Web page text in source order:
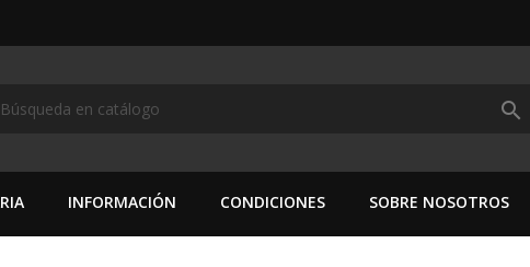
search
INFORMACIÓN CONDICIONES SOBRE NOSOTROS